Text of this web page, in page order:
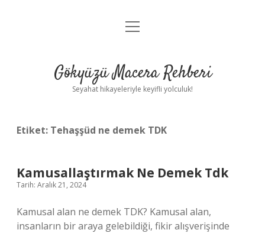
Anasayfa
Yasal Uyarı
menüyü
Gökyüzü Macera Rehberi
Seyahat hikayeleriyle keyifli yolculuk!
Etiket: Tehaşşüd ne demek TDK
Kamusallaştırmak Ne Demek Tdk
Tarih: Aralık 21, 2024
Kamusal alan ne demek TDK? Kamusal alan,
insanların bir araya gelebildiği, fikir alışverişinde